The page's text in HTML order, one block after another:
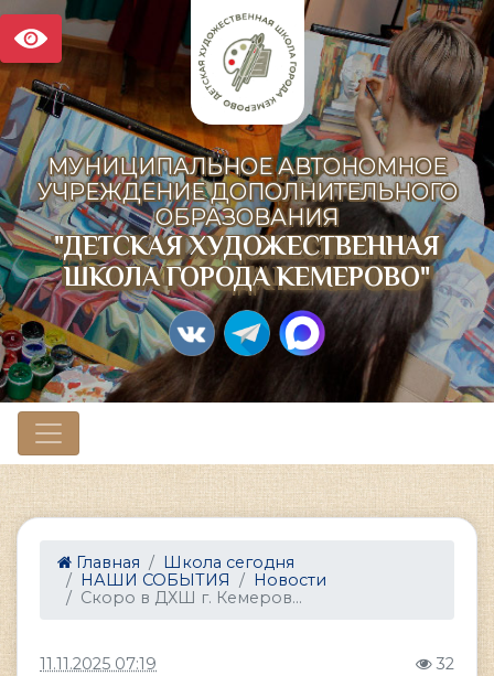
МУНИЦИПАЛЬНОЕ АВТОНОМНОЕ
УЧРЕЖДЕНИЕ ДОПОЛНИТЕЛЬНОГО
ОБРАЗОВАНИЯ
"ДЕТСКАЯ ХУДОЖЕСТВЕННАЯ
ШКОЛА ГОРОДА КЕМЕРОВО"
Главная
Школа сегодня
НАШИ СОБЫТИЯ
Новости
Скоро в ДХШ г. Кемеров...
11.11.2025 07:19 32